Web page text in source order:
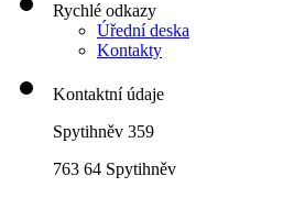
Rychlé odkazy
Úřední deska
Kontakty
Kontaktní údaje
Spytihněv 359
763 64 Spytihněv